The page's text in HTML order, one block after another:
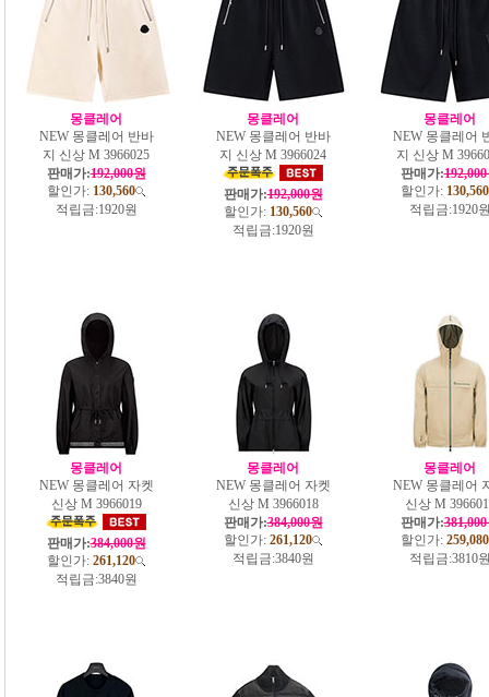
몽클레어
NEW 몽클레어 반바
지 신상 M 3966025
판매가:192,000원
할인가: 130,560
적립금:1920원
몽클레어
NEW 몽클레어 반바
지 신상 M 3966024
판매가:192,000원
할인가: 130,560
적립금:1920원
몽클레어
NEW 몽클레어
지 신상 M
판매가:
할인가: 130,560
적립금:1920
몽클레어
NEW 몽클레어 자켓
신상 M 3966019
판매가:384,000원
할인가: 261,120
적립금:3840원
몽클레어
NEW 몽클레어 자켓
신상 M 3966018
판매가:384,000원
할인가: 261,120
적립금:3840원
몽클레어
NEW 몽클레어
신상 M
판매가:
할인가: 259,080
적립금:3810